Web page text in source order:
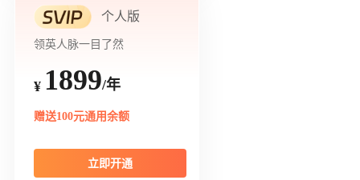
个人版
领英人脉一目了然
¥ 1899/年
赠送100元通用余额
立即开通